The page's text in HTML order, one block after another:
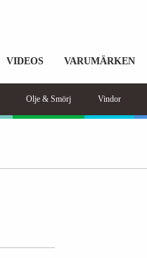
VIDEOS VARUMÄRKEN
Olje & Smörj Vindor